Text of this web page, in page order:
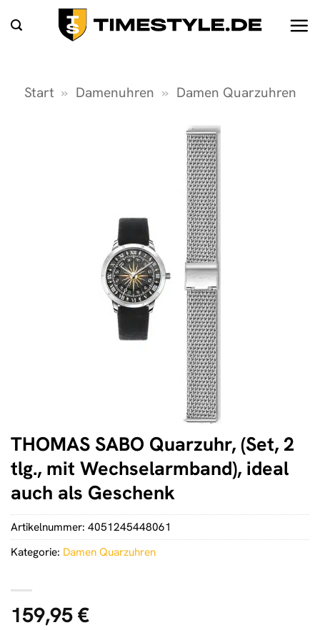
Inhalt
Start » Damenuhren » Damen Quarzuhren
THOMAS SABO Quarzuhr, (Set, 2
tlg., mit Wechselarmband), ideal
auch als Geschenk
159,95€
Artikelnummer: 4051245448061
Kategorie: Damen Quarzuhren